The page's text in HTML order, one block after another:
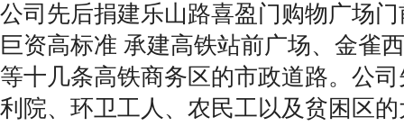
公司先后捐建乐山路喜盈门购物广场
巨资高标准 承建高铁站前广场、金雀
等十几条高铁商务区的市政道路。公
利院、环卫工人、农民工以及贫困区